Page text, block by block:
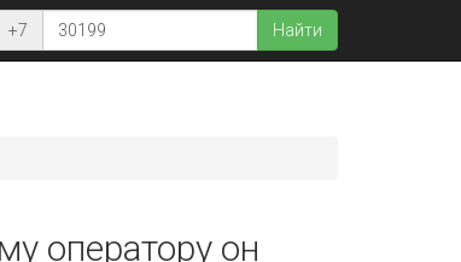
+7 Найти
оператору он